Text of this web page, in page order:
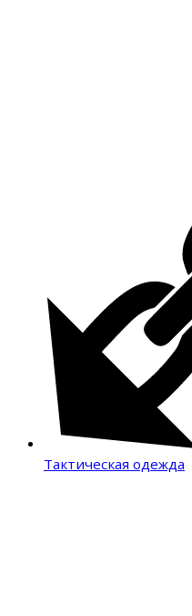
Тактическая одежда